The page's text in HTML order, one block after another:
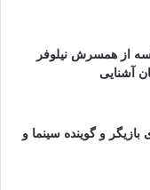
از همسرش نیلوفر
آشنایی
و گوینده سینما و